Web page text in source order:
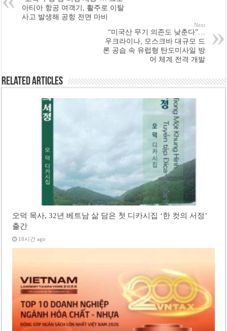
아티아 항공 여객기, 활주로 이탈
사고 발생해 공항 전면 마비
Next
“미국산 무기 의존도 낮춘다”…
우크라이나, 모스크바 대규모 드
론 공습 속 유럽형 탄도미사일 방
어 체계 전격 개발
Related Articles
오덕 목사, 32년 베트남 삶 담은 첫 디카시집 ‘한 컷의 서정’
출간
18시간 ago